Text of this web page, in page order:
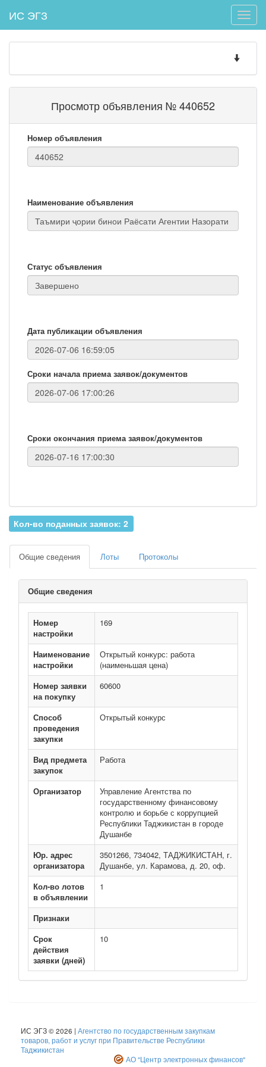
Toggle
ИС ЭГЗ
Toggle
Просмотр объявления № 440652
Номер объявления
Наименование объявления
Статус объявления
Дата публикации объявления
Сроки начала приема заявок/документов
Сроки окончания приема заявок/документов
Кол-во поданных заявок: 2
Общие сведения Лоты Протоколы
Общие сведения
Номер
настройки
169
Наименование
настройки
Открытый конкурс: работа
(наименьшая цена)
Номер заявки
на покупку
60600
Способ
проведения
закупки
Открытый конкурс
Вид предмета
закупок
Работа
Организатор
Управление Агентства по
государственному финансовому
контролю и борьбе с коррупцией
Республики Таджикистан в городе
Душанбе
Юр. адрес
организатора
3501266, 734042, ТАДЖИКИСТАН, г.
Душанбе, ул. Карамова, д. 20, оф.
Кол-во лотов
в объявлении
1
Признаки
Срок
действия
заявки (дней)
10
ИС ЭГЗ © 2026 | Агентство по государственным закупкам
товаров, работ и услуг при Правительстве Республики
Таджикистан
АО "Центр электронных финансов"